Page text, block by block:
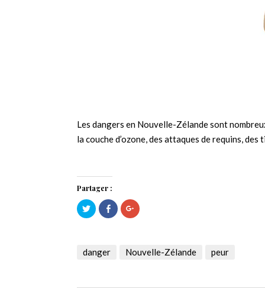
Les dangers en Nouvelle-Zélande sont
la couche d’ozone, des attaques de requins,
Partager :
Cliquez
pour
partager
une
nouvelle
Cliquez
pour
partager
nouvelle
Cliquez
pour
dans
une
danger Nouvelle-Zélande peur